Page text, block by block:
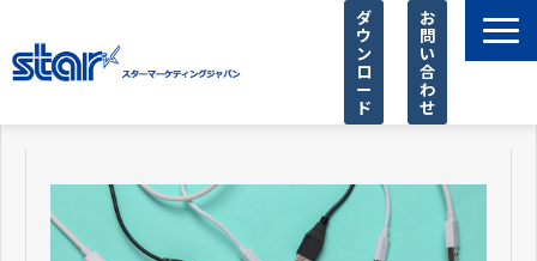
ダ
ウ
ン
ロ
ー
ド
お
問
い
合
わ
せ
店舗様に選ばれる理由
SIer様 支援サービス